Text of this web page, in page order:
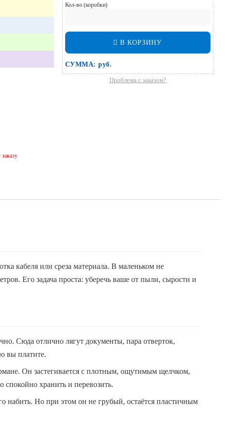
Кол-во (коробки)
В КОРЗИНУ
СУММА: руб.
Проблема с заказом?
кабеля или среза материала. В маленьком не
Его задача проста: уберечь ваше от пыли, сырости и
Сюда отлично лягут документы, пара отверток,
вы платите.
Он застегивается с плотным, ощутимым щелчком,
хранить и перевозить.
набить. Но при этом он не грубый, остаётся пластичным